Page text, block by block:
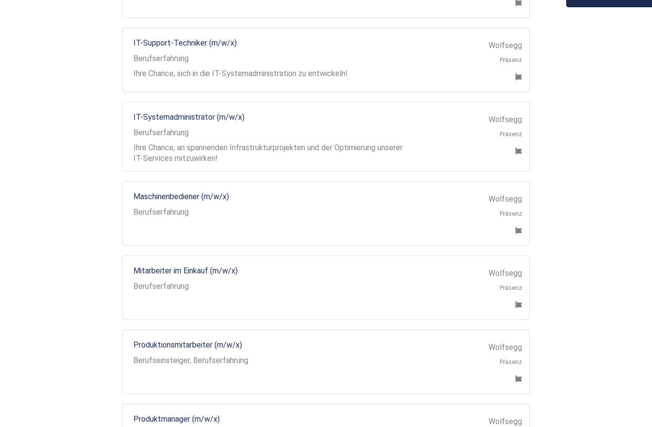
IT-Support-Techniker (m/w/x)
Berufserfahrung
Ihre Chance, sich in die IT-Systemadministration zu entwickeln!
Wolfsegg
Präsenz
IT-Systemadministrator (m/w/x)
Berufserfahrung
Ihre Chance, an spannenden Infrastrukturprojekten und der Optimierung unserer
IT-Services mitzuwirken!
Wolfsegg
Präsenz
Maschinenbediener (m/w/x)
Berufserfahrung
Wolfsegg
Präsenz
Mitarbeiter im Einkauf (m/w/x)
Berufserfahrung
Wolfsegg
Präsenz
Produktionsmitarbeiter (m/w/x)
Berufseinsteiger, Berufserfahrung
Wolfsegg
Präsenz
Produktmanager (m/w/x)
Wolfsegg